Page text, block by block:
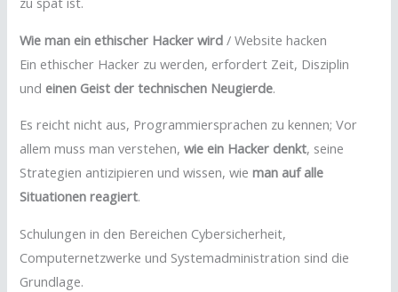
Wie man ein ethischer Hacker wird / Website hacken
Ein ethischer Hacker zu werden, erfordert Zeit, Disziplin
und einen Geist der technischen Neugierde.
Es reicht nicht aus, Programmiersprachen zu kennen; Vor
allem muss man verstehen,wie ein Hacker denkt, seine
Strategien antizipieren und wissen, wieman auf alle
Situationen reagiert.
Schulungen in den Bereichen Cybersicherheit,
Computernetzwerke und Systemadministration sind die
Grundlage.